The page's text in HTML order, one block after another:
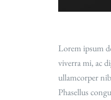
Lorem ipsum
viverra mi, ac
ullamcorper
Phasellus